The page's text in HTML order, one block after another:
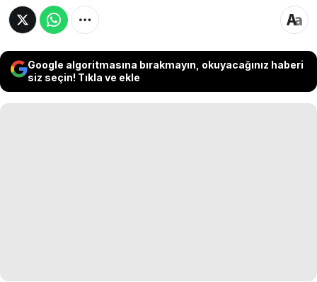
Google algoritmasına bırakmayın, okuyacağınız haberi
siz seçin! Tıkla ve ekle